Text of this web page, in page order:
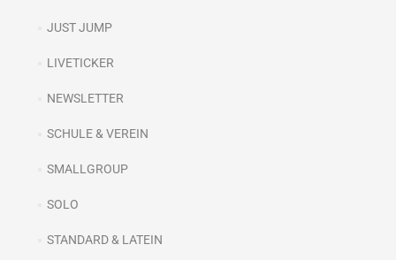
JUST JUMP
LIVETICKER
NEWSLETTER
SCHULE & VEREIN
SMALLGROUP
SOLO
STANDARD & LATEIN